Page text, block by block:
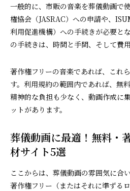
一般的に、市販の音楽を葬儀動画で
権協会（JASRAC）への申請や、
利用促進機構）への手続きが必要と
の手続きは、時間と手間、そして費
著作権フリーの音楽であれば、これ
す。利用規約の範囲内であれば、無
精神的な負担も少なく、動画作成に
ットがあります。
葬儀動画に最適！無料・
材サイト5選
ここからは、葬儀動画の雰囲気に合
著作権フリー（またはそれに準ずる